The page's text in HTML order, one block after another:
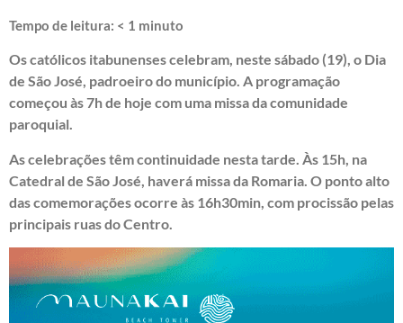
Tempo de leitura: < 1 minuto
Os católicos itabunenses celebram, neste sábado (19), o Dia
de São José, padroeiro do município. A programação
começou às 7h de hoje com uma missa da comunidade
paroquial.
As celebrações têm continuidade nesta tarde. Às 15h, na
Catedral de São José, haverá missa da Romaria. O ponto alto
das comemorações ocorre às 16h30min, com procissão pelas
principais ruas do Centro.